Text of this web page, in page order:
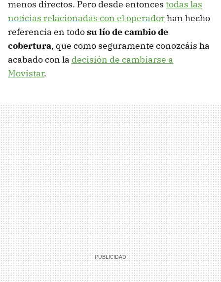
menos directos. Pero desde entonces todas las
noticias relacionadas con el operadorhan hecho
referencia en todosu lío de cambio de
cobertura, que como seguramente conozcáis ha
acabado con la decisión de cambiarse a
Movistar.